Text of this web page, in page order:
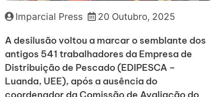
Imparcial Press 20 Outubro, 2025
A desilusão voltou a marcar o semblante dos
antigos 541 trabalhadores da Empresa de
Distribuição de Pescado (EDIPESCA –
Luanda, UEE), após a ausência do
coordenador da Comissão de Avaliação do